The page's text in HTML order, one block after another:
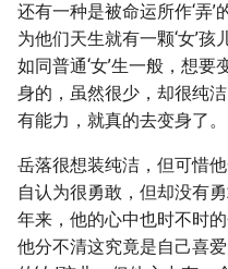
还有一种是被命运所作‘弄’
为他们天生就有一颗‘女’孩
如同普通‘女’生一般，想要
身的，虽然很少，却很纯
有能力，就真的去变身了。
岳落很想装纯洁，但可惜
自认为很勇敢，但却没有
年来，他的心中也时不时
他分不清这究竟是自己喜